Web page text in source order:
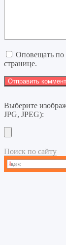
Оповещать по
странице.
Выберите
JPG, JPEG):
Поиск по сайту